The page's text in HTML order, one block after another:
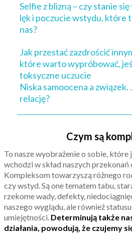
Selfie z blizną – czy stanie
lęk i poczucie wstydu, które
nas?
Jak przestać zazdrościć
które warto wypróbować,
toksyczne uczucie
Niska samoocena a związek.
relację?
Czym są
To nasze wyobrażenie o sobie, które
wchodzi w skład naszych przekonań
Kompleksom towarzyszą różnego
czy wstyd. Są one tematem tabu,
rzekome wady, defekty,
naszego wyglądu, ale również
umiejętności. Determinują także
działania, powodują, że czujemy